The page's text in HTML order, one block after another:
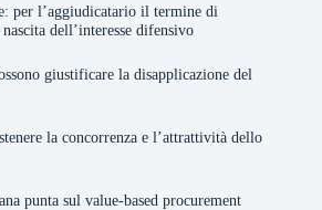
per l’aggiudicatario il termine di
dell’interesse difensivo
giustificare la disapplicazione del
la concorrenza e l’attrattività dello
punta sul value-based procurement